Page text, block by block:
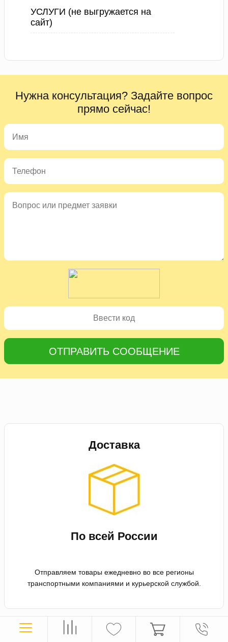
УСЛУГИ (не выгружается на
сайт)
Нужна консультация? Задайте вопрос
прямо сейчас!
ОТПРАВИТЬ СООБЩЕНИЕ
Доставка
По всей России
Отправляем товары ежедневно во все регионы
транспортными компаниями и курьерской службой.
Оплата